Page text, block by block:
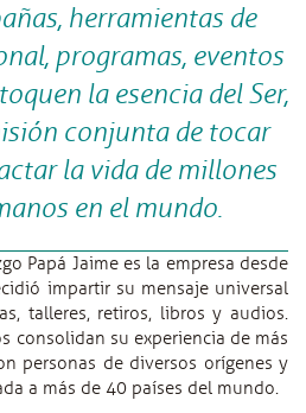
herramientas de
programas, eventos
la esencia del Ser,
conjunta de tocar
la vida de millones
en el mundo.
Papá Jaime es la empresa desde
impartir su mensaje universal
talleres, retiros, libros y audios.
consolidan su experiencia de más
personas de diversos orígenes y
a más de 40 países del mundo.